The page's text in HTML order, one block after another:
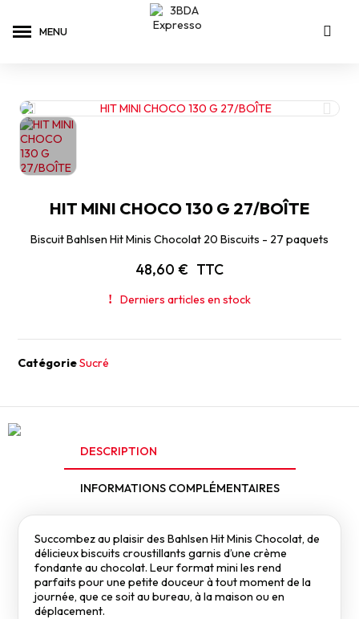
HIT MINI CHOCO 130 G 27/BOÎTE
Biscuit Bahlsen Hit Minis Chocolat 20 Biscuits - 27 paquets
48,60 € TTC
Derniers articles en stock
CatégorieSucré
DESCRIPTION
INFORMATIONS COMPLÉMENTAIRES
Succombez au plaisir des Bahlsen Hit Minis Chocolat, de
délicieux biscuits croustillants garnis d’une crème
fondante au chocolat. Leur format mini les rend
parfaits pour une petite douceur à tout moment de la
journée, que ce soit au bureau, à la maison ou en
déplacement.